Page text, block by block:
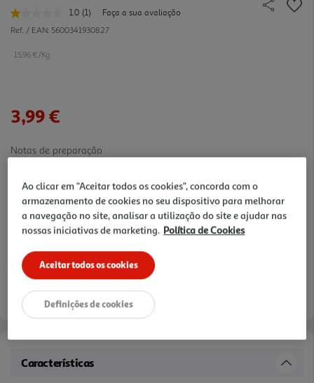
1.0 Leu
uma
(1)
Faça a sua avaliação
Ref. / EAN: 5600341930827
15.96 €/Kg
3,99 €
Notas de preparação
Características
Ao clicar em "Aceitar todos os cookies", concorda com o
armazenamento de cookies no seu dispositivo para melhorar
a navegação no site, analisar a utilização do site e ajudar nas
nossas iniciativas de marketing. Política de Cookies
Aceitar todos os cookies
Definições de cookies